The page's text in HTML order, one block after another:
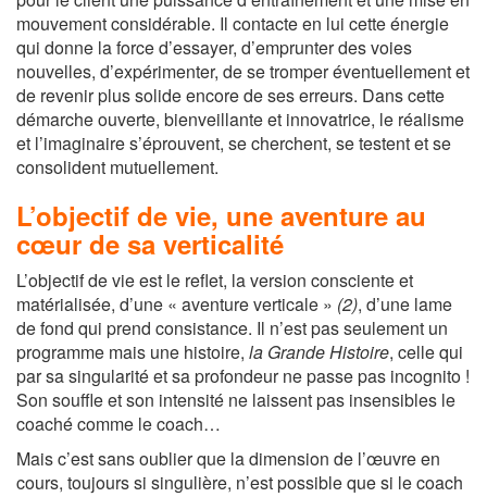
mouvement considérable. Il contacte en lui cette énergie
qui donne la force d’essayer, d’emprunter des voies
nouvelles, d’expérimenter, de se tromper éventuellement et
de revenir plus solide encore de ses erreurs. Dans cette
démarche ouverte, bienveillante et innovatrice, le réalisme
et l’imaginaire s’éprouvent, se cherchent, se testent et se
consolident mutuellement.
L’objectif de vie, une aventure au
cœur de sa verticalité
L’objectif de vie est le reflet, la version consciente et
matérialisée, d’une « aventure verticale » (2), d’une lame
de fond qui prend consistance. Il n’est pas seulement un
programme mais une histoire, la Grande Histoire, celle qui
par sa singularité et sa profondeur ne passe pas incognito !
Son souffle et son intensité ne laissent pas insensibles le
coaché comme le coach…
Mais c’est sans oublier que la dimension de l’œuvre en
cours, toujours si singulière, n’est possible que si le coach